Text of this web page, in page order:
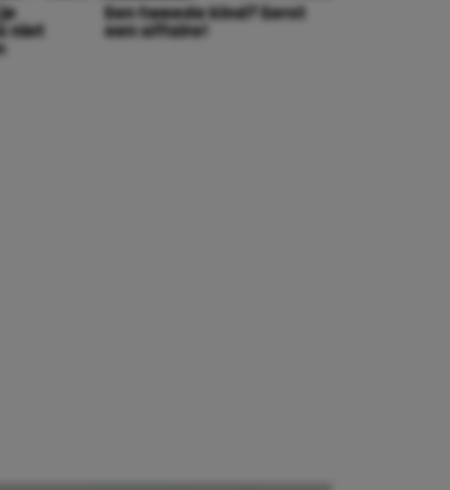
niet
Een tweede kind? Eerst
een affaire!